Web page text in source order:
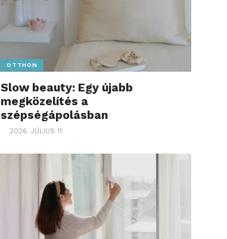
OTTHON
Slow beauty: Egy újabb
megközelítés a
szépségápolásban
2026. JÚLIUS 11.